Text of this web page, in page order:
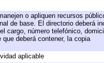
o apliquen recursos
de base. El directorio deberá
cargo, número telefónico,
deberá contener, la copia
aplicable